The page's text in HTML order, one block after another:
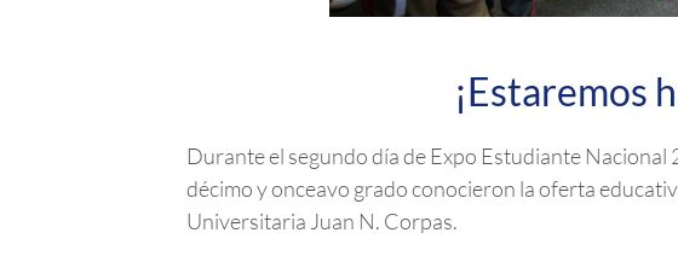
¡Estaremos
Durante el segundo día de Expo Estudiante
décimo y onceavo grado conocieron la oferta
Universitaria Juan N. Corpas.